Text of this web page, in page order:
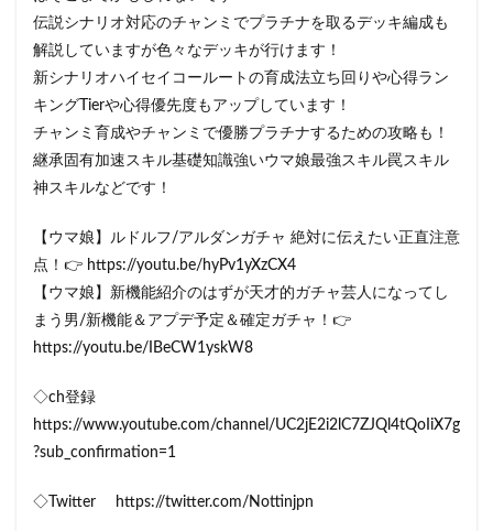
伝説シナリオ対応のチャンミでプラチナを取るデッキ編成も
解説していますが色々なデッキが行けます！
新シナリオハイセイコールートの育成法立ち回りや心得ラン
キングTierや心得優先度もアップしています！
チャンミ育成やチャンミで優勝プラチナするための攻略も！
継承固有加速スキル基礎知識強いウマ娘最強スキル罠スキル
神スキルなどです！
【ウマ娘】ルドルフ/アルダンガチャ 絶対に伝えたい正直注意
点！👉 https://youtu.be/hyPv1yXzCX4
【ウマ娘】新機能紹介のはずが天才的ガチャ芸人になってし
まう男/新機能＆アプデ予定＆確定ガチャ！👉
https://youtu.be/IBeCW1yskW8
◇ch登録
https://www.youtube.com/channel/UC2jE2i2lC7ZJQl4tQoIiX7g
?sub_confirmation=1
◇Twitter https://twitter.com/Nottinjpn